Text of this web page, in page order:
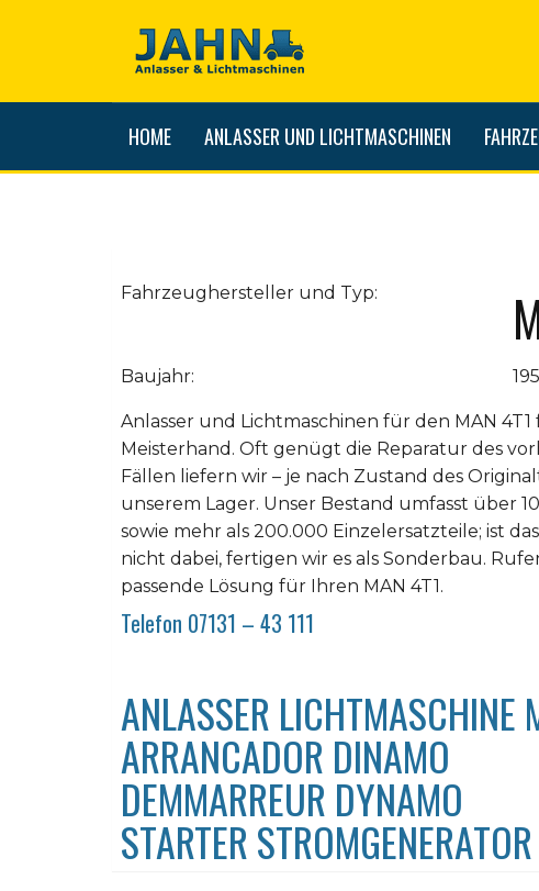
HOME ANLASSER UND LICHTMASCHINEN
Fahrzeughersteller und Typ:
Baujahr:
Anlasser und Lichtmaschinen für den MAN
Meisterhand. Oft genügt die Reparatur des
Fällen liefern wir – je nach Zustand des
unserem Lager. Unser Bestand umfasst über
sowie mehr als 200.000 Einzelersatzteile; ist
nicht dabei, fertigen wir es als Sonderbau.
passende Lösung für Ihren MAN 4T1.
Telefon 07131 – 43 111
ANLASSER LICHTMASCHINE
ARRANCADOR DINAMO
DEMMARREUR DYNAMO
STARTER STROMGENERATOR